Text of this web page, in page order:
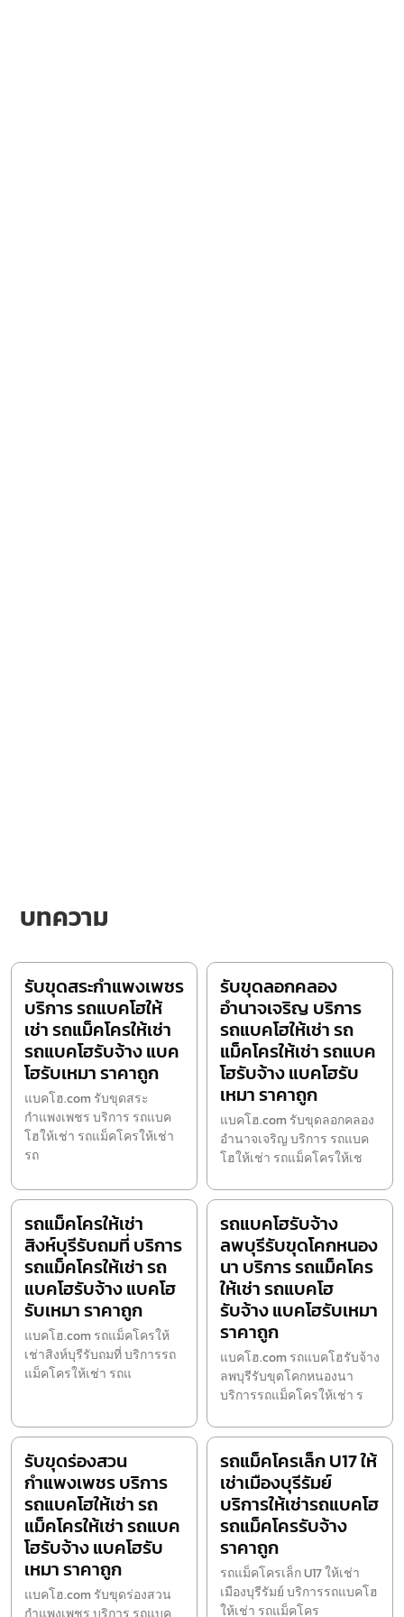
บทความ
รับขุดสระกำแพงเพชร
บริการ รถแบคโฮให้
เช่า รถแม็คโครให้เช่า
รถแบคโฮรับจ้าง แบค
โฮรับเหมา ราคาถูก
แบคโฮ.com รับขุดสระ
กำแพงเพชร บริการ รถแบค
โฮให้เช่า รถแม็คโครให้เช่า
รถ
รับขุดลอกคลอง
อำนาจเจริญ บริการ
รถแบคโฮให้เช่า รถ
แม็คโครให้เช่า รถแบค
โฮรับจ้าง แบคโฮรับ
เหมา ราคาถูก
แบคโฮ.com รับขุดลอกคลอง
อำนาจเจริญ บริการ รถแบค
โฮให้เช่า รถแม็คโครให้เช
รถแม็คโครให้เช่า
สิงห์บุรีรับถมที่ บริการ
รถแม็คโครให้เช่า รถ
แบคโฮรับจ้าง แบคโฮ
รับเหมา ราคาถูก
แบคโฮ.com รถแม็คโครให้
เช่าสิงห์บุรีรับถมที่ บริการรถ
แม็คโครให้เช่า รถแ
รถแบคโฮรับจ้าง
ลพบุรีรับขุดโคกหนอง
นา บริการ รถแม็คโคร
ให้เช่า รถแบคโฮ
รับจ้าง แบคโฮรับเหมา
ราคาถูก
แบคโฮ.com รถแบคโฮรับจ้าง
ลพบุรีรับขุดโคกหนองนา
บริการรถแม็คโครให้เช่า ร
รับขุดร่องสวน
กำแพงเพชร บริการ
รถแบคโฮให้เช่า รถ
แม็คโครให้เช่า รถแบค
โฮรับจ้าง แบคโฮรับ
เหมา ราคาถูก
แบคโฮ.com รับขุดร่องสวน
รถแม็คโครเล็ก U17 ให้
เช่าเมืองบุรีรัมย์
บริการให้เช่ารถแบคโฮ
รถแม็คโครรับจ้าง
ราคาถูก
รถแม็คโครเล็ก U17 ให้เช่า
เมืองบุรีรัมย์ บริการรถแบคโฮ
ให้เช่า รถแม็คโคร